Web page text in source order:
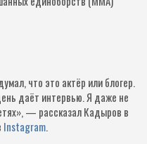
что это актёр или блогер.
даёт интервью. Я даже не
— рассказал Кадыров в
Instagram.